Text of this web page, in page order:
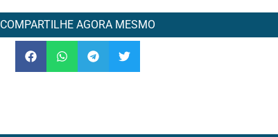
COMPARTILHE AGORA MESMO